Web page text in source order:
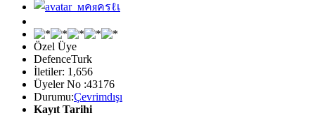
Özel Üye
DefenceTurk
İletiler: 1,656
Üyeler No :43176
Durumu:Çevrimdışı
Kayıt Tarihi